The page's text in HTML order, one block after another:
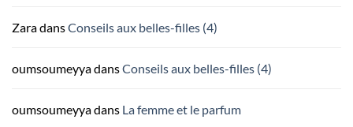
ZaradansConseils aux belles-filles (4)
oumsoumeyyadansConseils aux belles-filles (4)
oumsoumeyyadans La femme et le parfum